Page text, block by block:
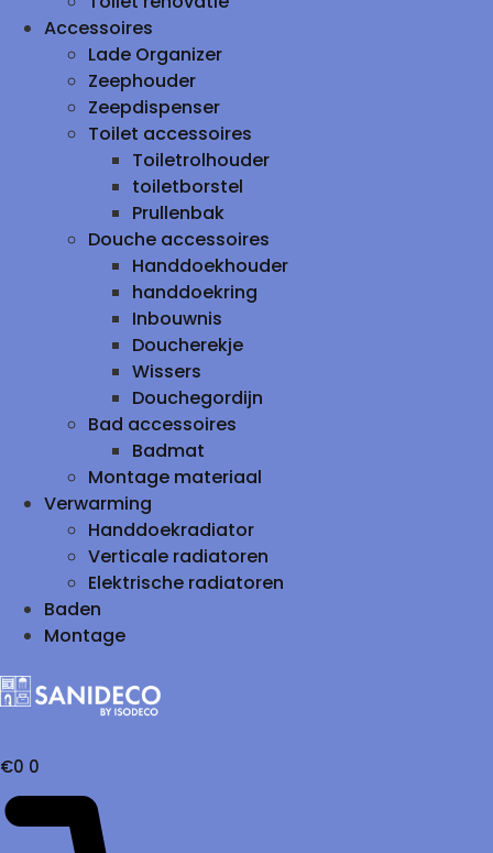
Accessoires
Lade Organizer
Zeephouder
Zeepdispenser
Toilet accessoires
Toiletrolhouder
toiletborstel
Prullenbak
Douche accessoires
Handdoekhouder
handdoekring
Inbouwnis
Doucherekje
Wissers
Douchegordijn
Bad accessoires
Badmat
Montage materiaal
Verwarming
Handdoekradiator
Verticale radiatoren
Elektrische radiatoren
Baden
Montage
€0 0